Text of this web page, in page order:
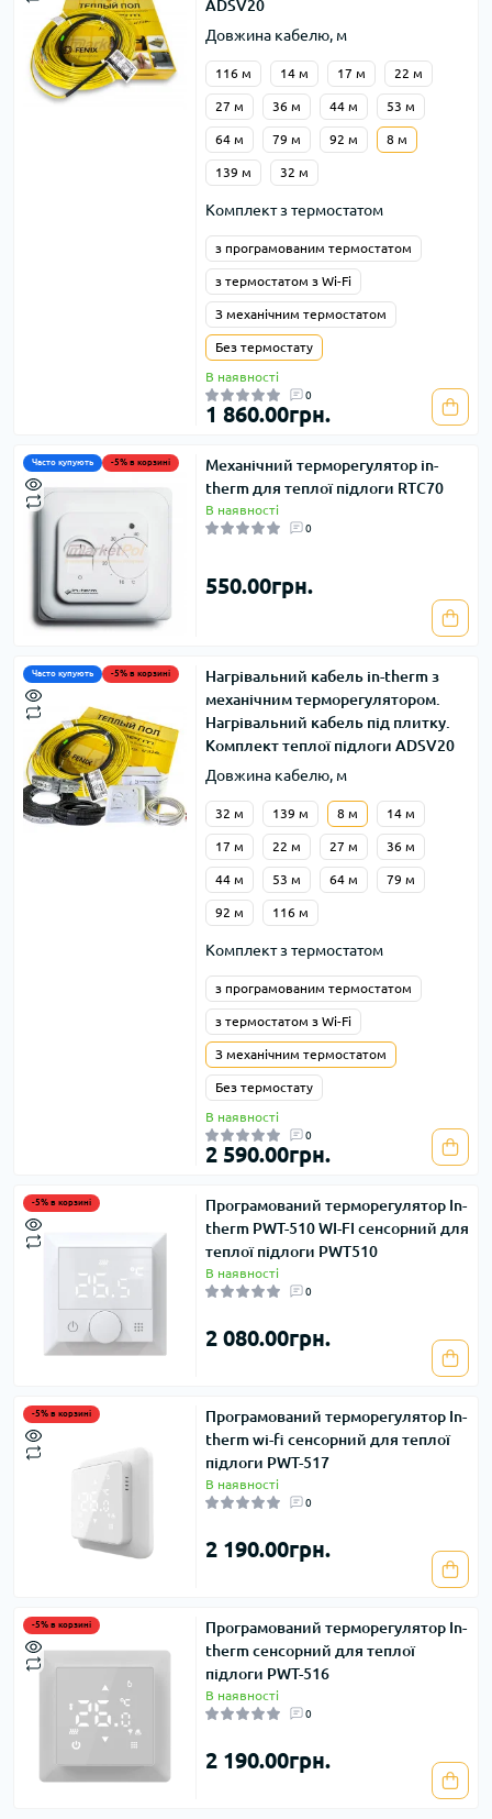
ADSV20
Довжина кабелю, м
116 м 14 м 17 м 22 м
27 м 36 м 44 м 53 м
64 м 79 м 92 м 8 м
139 м 32 м
Комплект з термостатом
з програмованим термостатом
з термостатом з Wi-Fi
З механічним термостатом
Без термостату
В наявності
0
1 860.00грн.
Часто купують -5% в корзині
Механічний терморегулятор in-
therm для теплої підлоги RTC70
В наявності
0
550.00грн.
Часто купують -5% в корзині
Нагрівальний кабель in-therm з
механічним терморегулятором.
Нагрівальний кабель під плитку.
Комплект теплої підлоги ADSV20
Довжина кабелю, м
32 м 139 м 8 м 14 м
17 м 22 м 27 м 36 м
44 м 53 м 64 м 79 м
92 м 116 м
Комплект з термостатом
з програмованим термостатом
з термостатом з Wi-Fi
З механічним термостатом
Без термостату
В наявності
0
2 590.00грн.
-5% в корзині
Програмований терморегулятор In-
therm PWT-510 WI-FI сенсорний для
теплої підлоги PWT510
В наявності
0
2 080.00грн.
-5% в корзині
Програмований терморегулятор In-
therm wi-fi сенсорний для теплої
підлоги PWT-517
В наявності
0
2 190.00грн.
-5% в корзині
Програмований терморегулятор In-
therm сенсорний для теплої
підлоги PWT-516
В наявності
0
2 190.00грн.